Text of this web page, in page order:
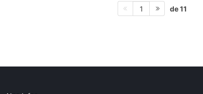
1 de 11